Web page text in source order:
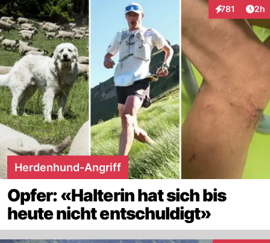
781
Interaktionen
2h
Herdenhund-Angriff
Opfer: «Halterin hat sich bis
heute nicht entschuldigt»